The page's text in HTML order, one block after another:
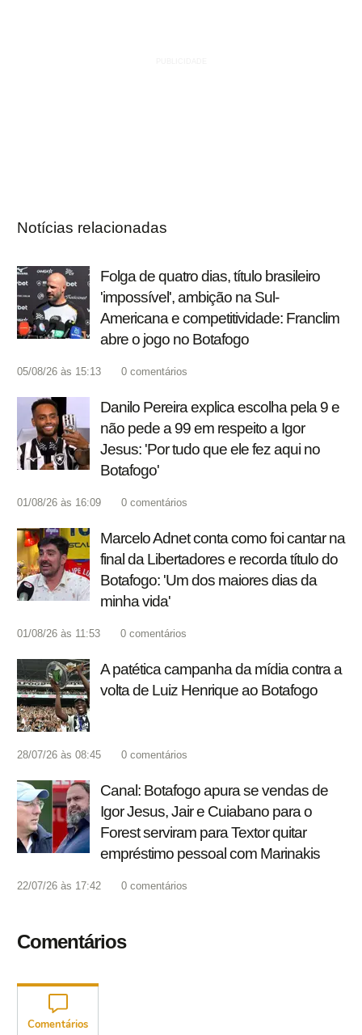
Notícias relacionadas
Folga de quatro dias, título brasileiro
'impossível', ambição na Sul-
Americana e competitividade: Franclim
abre o jogo no Botafogo
05/08/26 às 15:13 0 comentários
Danilo Pereira explica escolha pela 9 e
não pede a 99 em respeito a Igor
Jesus: 'Por tudo que ele fez aqui no
Botafogo'
01/08/26 às 16:09 0 comentários
Marcelo Adnet conta como foi cantar na
final da Libertadores e recorda título do
Botafogo: 'Um dos maiores dias da
minha vida'
01/08/26 às 11:53 0 comentários
A patética campanha da mídia contra a
volta de Luiz Henrique ao Botafogo
28/07/26 às 08:45 0 comentários
Canal: Botafogo apura se vendas de
Igor Jesus, Jair e Cuiabano para o
Forest serviram para Textor quitar
empréstimo pessoal com Marinakis
22/07/26 às 17:42 0 comentários
Comentários